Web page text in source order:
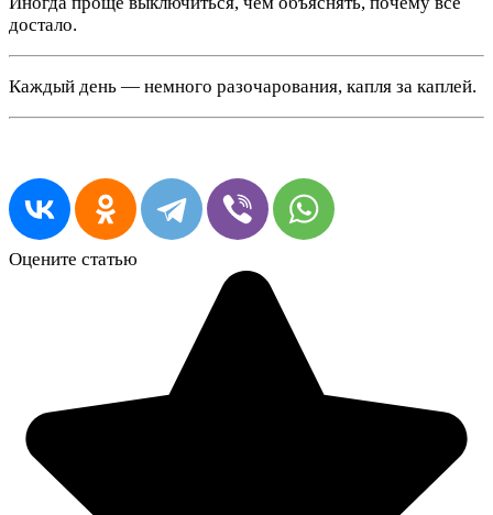
достало.
Каждый день — немного разочарования, капля за каплей.
Оцените статью